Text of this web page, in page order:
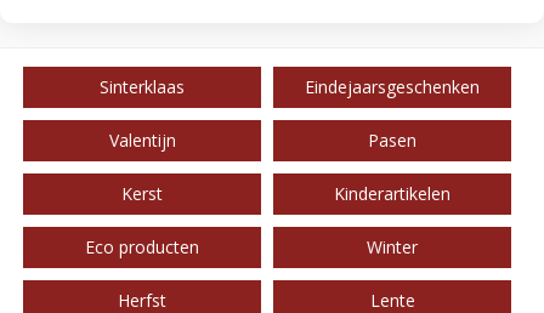
Sinterklaas Eindejaarsgeschenken
Valentijn Pasen
Kerst Kinderartikelen
Eco producten Winter
Herfst Lente